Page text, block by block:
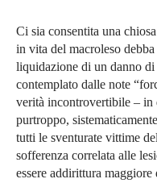
Ci sia consentita una
in vita del macroleso
liquidazione di un danno
contemplato dalle note
verità incontrovertibile – in
purtroppo,
tutti le sventurate vittime
sofferenza correlata alle
essere addirittura